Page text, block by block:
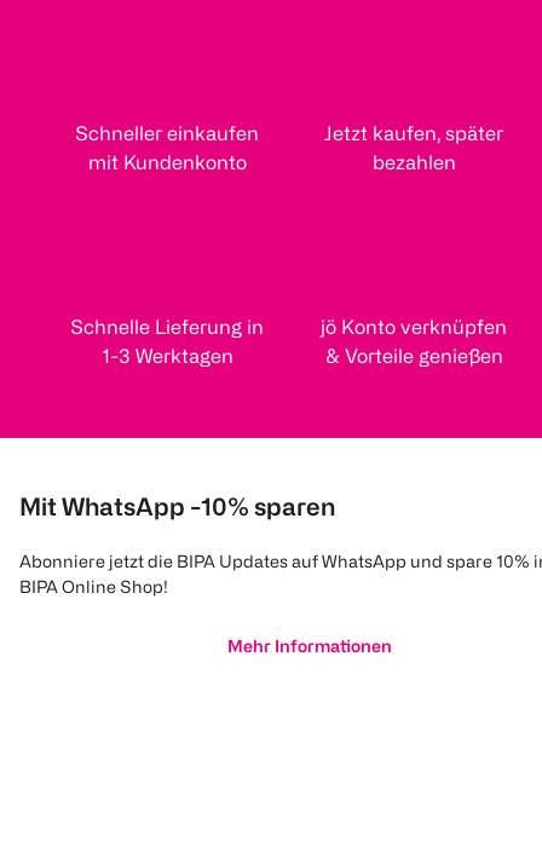
Schneller einkaufen
mit Kundenkonto
Jetzt kaufen, später
bezahlen
Schnelle Lieferung in
1-3 Werktagen
jö Konto verknüpfen
& Vorteile genießen
Mit WhatsApp -10% sparen
Abonniere jetzt die BIPA Updates auf WhatsApp und spare 10%
BIPA Online Shop!
Mehr Informationen